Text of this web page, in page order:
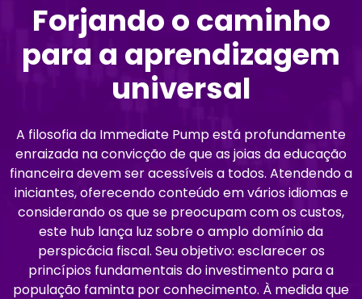
Forjando o caminho
para a aprendizagem
universal
A filosofia da Immediate Pump está profundamente
enraizada na convicção de que as joias da educação
financeira devem ser acessíveis a todos. Atendendo a
iniciantes, oferecendo conteúdo em vários idiomas e
considerando os que se preocupam com os custos,
este hub lança luz sobre o amplo domínio da
perspicácia fiscal. Seu objetivo: esclarecer os
princípios fundamentais do investimento para a
população faminta por conhecimento. À medida que